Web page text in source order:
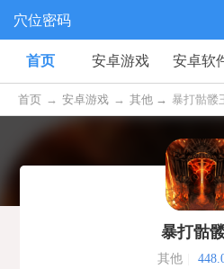
穴位密码
首页 安卓游戏 安卓软
首页 → 安卓游戏 → 其他 → 暴打骷髅
暴打骷
其他